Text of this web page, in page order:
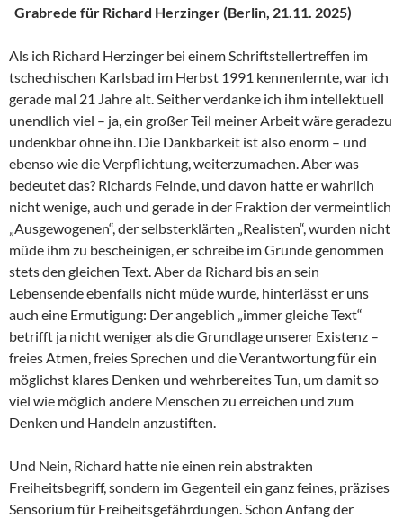
Grabrede für Richard Herzinger (Berlin, 21.11. 2025)
Als ich Richard Herzinger bei einem Schriftstellertreffen im
tschechischen Karlsbad im Herbst 1991 kennenlernte, war ich
gerade mal 21 Jahre alt. Seither verdanke ich ihm intellektuell
unendlich viel – ja, ein großer Teil meiner Arbeit wäre geradezu
undenkbar ohne ihn. Die Dankbarkeit ist also enorm – und
ebenso wie die Verpflichtung, weiterzumachen. Aber was
bedeutet das? Richards Feinde, und davon hatte er wahrlich
nicht wenige, auch und gerade in der Fraktion der vermeintlich
„Ausgewogenen“, der selbsterklärten „Realisten“, wurden nicht
müde ihm zu bescheinigen, er schreibe im Grunde genommen
stets den gleichen Text. Aber da Richard bis an sein
Lebensende ebenfalls nicht müde wurde, hinterlässt er uns
auch eine Ermutigung: Der angeblich „immer gleiche Text“
betrifft ja nicht weniger als die Grundlage unserer Existenz –
freies Atmen, freies Sprechen und die Verantwortung für ein
möglichst klares Denken und wehrbereites Tun, um damit so
viel wie möglich andere Menschen zu erreichen und zum
Denken und Handeln anzustiften.
Und Nein, Richard hatte nie einen rein abstrakten
Freiheitsbegriff, sondern im Gegenteil ein ganz feines, präzises
Sensorium für Freiheitsgefährdungen. Schon Anfang der